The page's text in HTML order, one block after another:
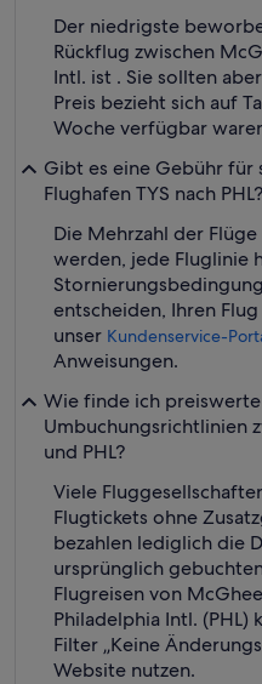
Der niedrigste
Rückflug zwischen
Intl. ist . Sie sollten
Preis bezieht sich auf
Woche verfügbar
Gibt es eine Gebühr für
Flughafen TYS nach PHL?
Die Mehrzahl der
werden, jede Fluglinie
entscheiden, Ihren
unser Kundenservice-
Anweisungen.
Wie finde ich
Umbuchungsrichtlinien
und PHL?
Viele
Flugtickets ohne
bezahlen lediglich die
ursprünglich
Flugreisen von
Philadelphia Intl. (PHL)
Filter „Keine
Website nutzen.